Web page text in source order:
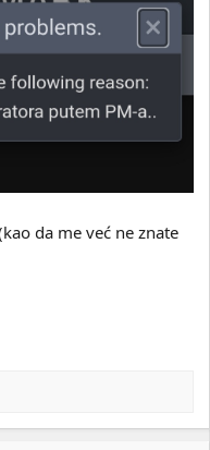
da me već ne znate